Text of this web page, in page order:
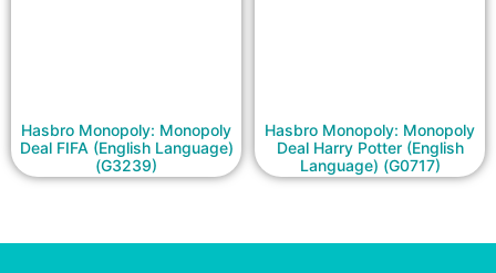
Hasbro Monopoly: Monopoly
Deal FIFA (English Language)
(G3239)
Hasbro Monopoly: Monopoly
Deal Harry Potter (English
Language) (G0717)